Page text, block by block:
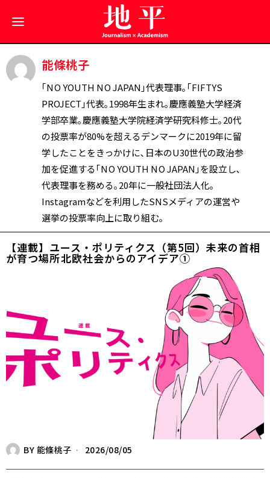
能條桃子
｢N O YOUTH N O JAPAN｣代表理事｡｢FIFTYS
PROJECT｣代表｡1998年生まれ｡慶應義塾大学経済
学部卒業｡慶應義塾大学院経済学研究科修士｡20代
の投票率が80%を超えるデンマークに2019年に留
学したことをきっかけに､日本のU30世代の政治参
加を促進する｢N O YOUTH N O JAPAN｣を設立し､
代表理事を務める｡20年に一般社団法人化｡
Instagramなどを利用したSNSメディアの運営や
選挙の投票率向上に取り組む｡
【連載】ユース・ポリティクス（第5回）未来の首相
が育つ場所――北欧社会からのアイデア①
BY 能條桃子 2026/08/05